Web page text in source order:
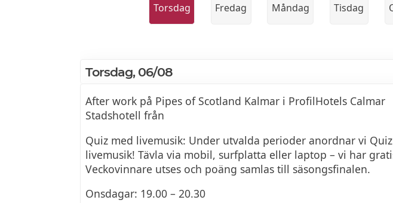
Torsdag Fredag Måndag Tisdag
Torsdag, 06/08
After work på Pipes of Scotland Kalmar i ProfilHotels Calmar
Stadshotell från
Quiz med livemusik: Under utvalda perioder anordnar vi
livemusik! Tävla via mobil, surfplatta eller laptop – vi har
Veckovinnare utses och poäng samlas till säsongsfinalen.
Onsdagar: 19.00 – 20.30